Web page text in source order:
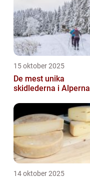
15 oktober 2025
De mest unika
skidlederna i Alperna
14 oktober 2025